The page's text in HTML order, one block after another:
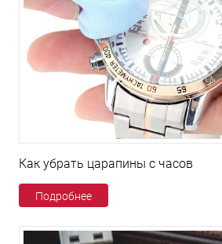
Как убрать царапины с часов
Подробнее